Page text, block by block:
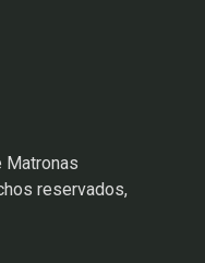
reservados,